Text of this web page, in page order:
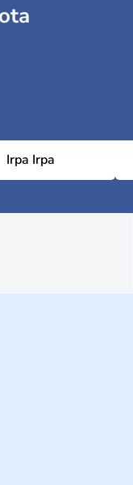
Irpa Irpa